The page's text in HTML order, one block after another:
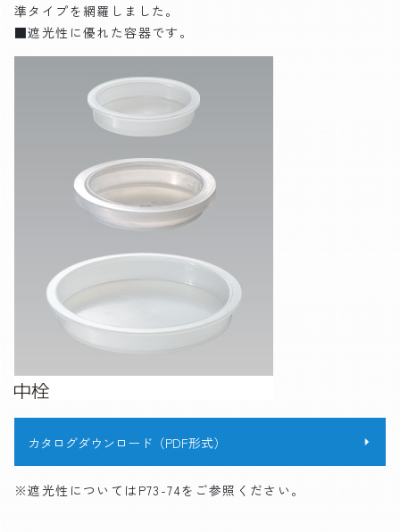
準タイプを網羅しました。
■遮光性に優れた容器です。
カタログダウンロード（PDF形式）
※遮光性についてはP73-74をご参照ください。